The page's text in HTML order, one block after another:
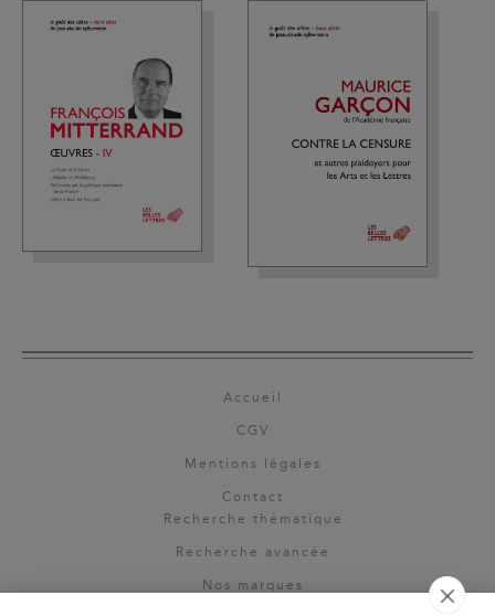
Accueil
CGV
Mentions légales
Contact
Recherche thématique
Recherche avancée
Nos marques